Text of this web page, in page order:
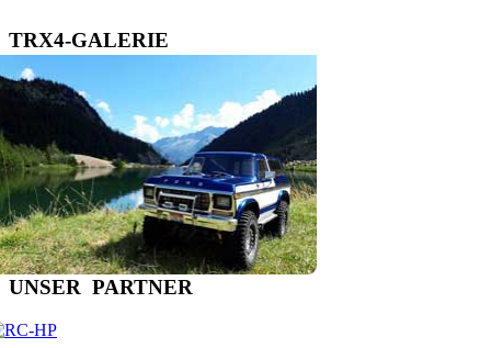
TRX4-GALERIE
UNSER PARTNER